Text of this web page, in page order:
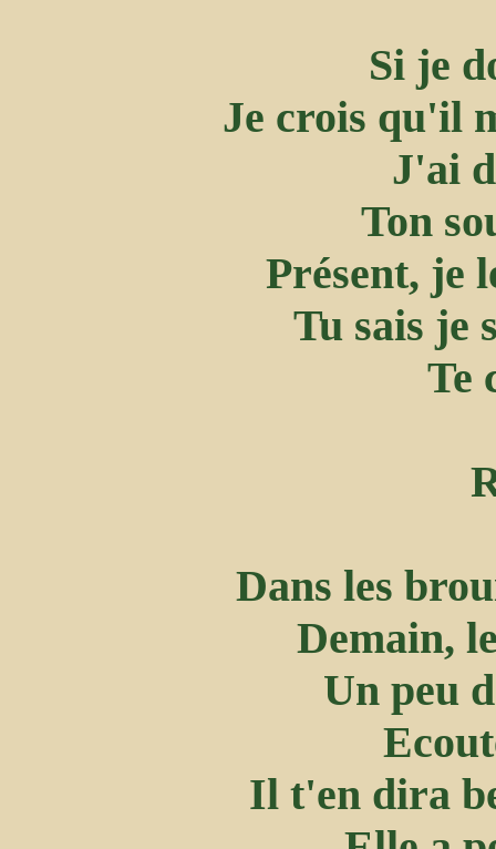
Si je
Je crois qu'il
J'ai
Ton
Présent, je
Tu sais je
Te
Dans les
Demain,
Un peu
Il t'en dira